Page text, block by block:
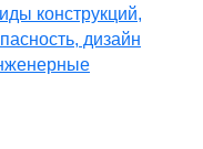
конструкций,
дизайн